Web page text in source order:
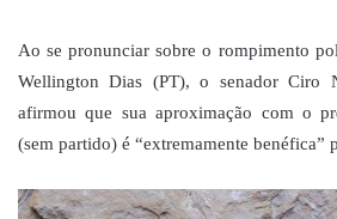
Ao se pronunciar sobre o rompimento
Wellington Dias (PT), o senador Ciro
afirmou que sua aproximação com o
(sem partido) é “extremamente benéfica”